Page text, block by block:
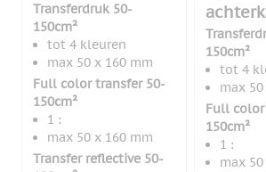
Transferdruk 50-
150cm²
tot 4 kleuren
max 50 x 160 mm
Full color transfer 50-
150cm²
1 :
max 50 x 160 mm
Transfer reflective 50-
150cm²
tot 4
max
Full
150cm²
1 :
max